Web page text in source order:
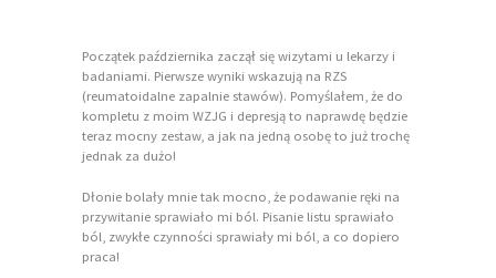
Początek października zaczął się wizytami u lekarzy i
badaniami. Pierwsze wyniki wskazują na RZS
(reumatoidalne zapalnie stawów). Pomyślałem, że do
kompletu z moim WZJG i depresją to naprawdę będzie
teraz mocny zestaw, a jak na jedną osobę to już trochę
jednak za dużo!
Dłonie bolały mnie tak mocno, że podawanie ręki na
przywitanie sprawiało mi ból. Pisanie listu sprawiało
ból, zwykłe czynności sprawiały mi ból, a co dopiero
praca!